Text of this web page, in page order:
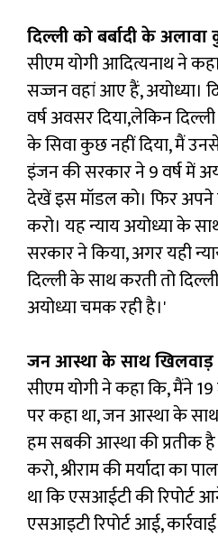
दिल्ली को बर्बादी के
सीएम योगी आदित्यनाथ ने
सज्जन वहां आए हैं, अयोध्या।
वर्ष अवसर दिया,लेकिन दिल्ली
के सिवा कुछ नहीं दिया, मैं
इंजन की सरकार ने 9 वर्ष में
देखें इस मॉडल को। फिर अपने
करो। यह न्याय अयोध्या के
सरकार ने किया, अगर यही
दिल्ली के साथ करती तो
अयोध्या चमक रही है।'
जन आस्था के साथ खिलवाड़
सीएम योगी ने कहा कि, मैंने
पर कहा था, जन आस्था के
हम सबकी आस्था की प्रतीक
करो, श्रीराम की मर्यादा का
था कि एसआईटी की रिपोर्ट
एसआइटी रिपोर्ट आई, कार्रवाई